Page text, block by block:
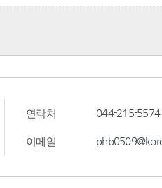
연락처 044-215-5574
이메일